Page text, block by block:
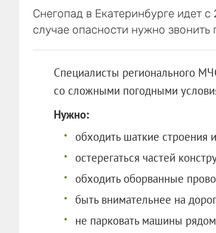
Снегопад в Екатеринбурге идет
случае опасности нужно
Специалисты регионального
со сложными погодными
Нужно:
обходить шаткие строения
остерегаться частей
обходить оборванные
быть внимательнее на
не парковать машины